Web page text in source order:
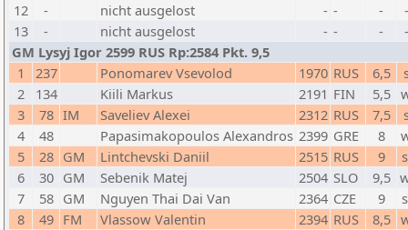
12
- nicht ausgelost - - -
13
- nicht ausgelost - - -
GM Lysyj Igor 2599 RUS Rp:2584 Pkt. 9,5
1
237 Ponomarev Vsevolod 1970 RUS 6,5
2
134 Kiili Markus 2191 FIN 5,5
3
78 IM Saveliev Alexei 2312 RUS 7,5
4
48 Papasimakopoulos Alexandros 2399 GRE 8
5
28 GM Lintchevski Daniil 2515 RUS 9
6
30 GM Sebenik Matej 2504 SLO 9,5
7
58 GM Nguyen Thai Dai Van 2364 CZE 9
8
49 FM Vlassow Valentin 2394 RUS 8,5